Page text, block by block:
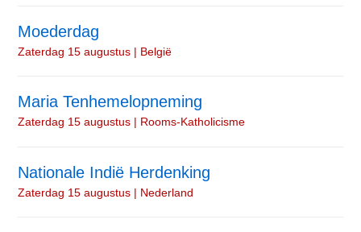
Moederdag
Zaterdag 15 augustus | België
Maria Tenhemelopneming
Zaterdag 15 augustus | Rooms-Katholicisme
Nationale Indië Herdenking
Zaterdag 15 augustus | Nederland